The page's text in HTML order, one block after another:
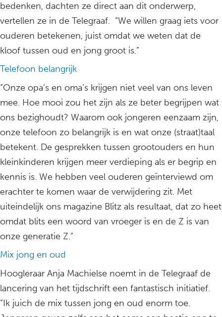
bedenken, dachten ze direct aan dit onderwerp,
vertellen ze in de Telegraaf. “We willen graag iets voor
ouderen betekenen, juist omdat we weten dat de
kloof tussen oud en jong groot is.”
Telefoon belangrijk
“Onze opa’s en oma’s krijgen niet veel van ons leven
mee. Hoe mooi zou het zijn als ze beter begrijpen wat
ons bezighoudt? Waarom ook jongeren eenzaam zijn,
onze telefoon zo belangrijk is en wat onze (straat)taal
betekent. De gesprekken tussen grootouders en hun
kleinkinderen krijgen meer verdieping als er begrip en
kennis is. We hebben veel ouderen geïnterviewd om
erachter te komen waar de verwijdering zit. Met
uiteindelijk ons magazine Blitz als resultaat, dat zo heet
omdat blits een woord van vroeger is en de Z is van
onze generatie Z.”
Mix jong en oud
Hoogleraar Anja Machielse noemt in de Telegraaf de
lancering van het tijdschrift een fantastisch initiatief.
“Ik juich de mix tussen jong en oud enorm toe.